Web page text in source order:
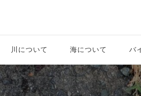
川について 海について バ